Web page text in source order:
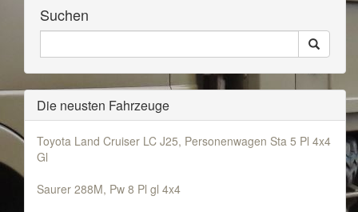
Suchen
Durchsuchen
Search
Die neusten Fahrzeuge
Toyota Land Cruiser LC J25, Personenwagen Sta 5 Pl 4x4
Gl
Saurer 288M, Pw 8 Pl gl 4x4